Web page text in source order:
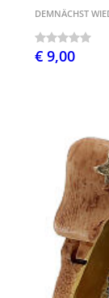
DEMNÄCHST
€ 9,00